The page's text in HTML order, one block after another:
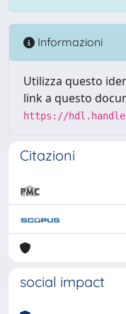
Informazioni
Utilizza questo
link a questo
https://
Citazioni
social impact